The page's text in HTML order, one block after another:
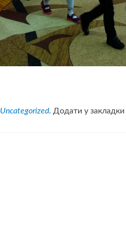
Uncategorized. Додати у закладки